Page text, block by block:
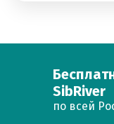
SibRiver
по всей